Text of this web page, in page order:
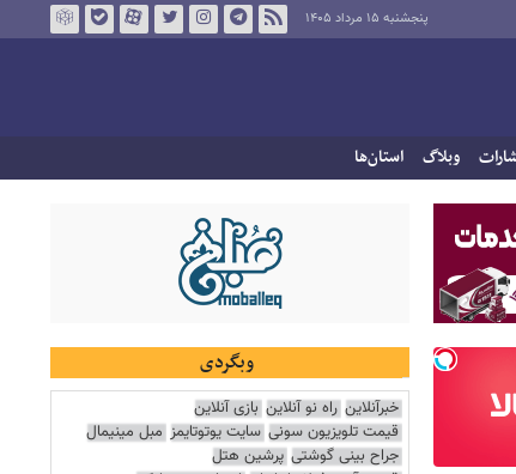
پنجشنبه ۱۵ مرداد ۱۴۰۵
وبلاگ استان‌ها
وبگردی
خبرآنلاین راه نو آنلاین بازی آنلاین
قیمت تلویزیون سونی سایت یوتوتایمز مبل مینیمال
جراح بینی گوشتی پرشین هتل